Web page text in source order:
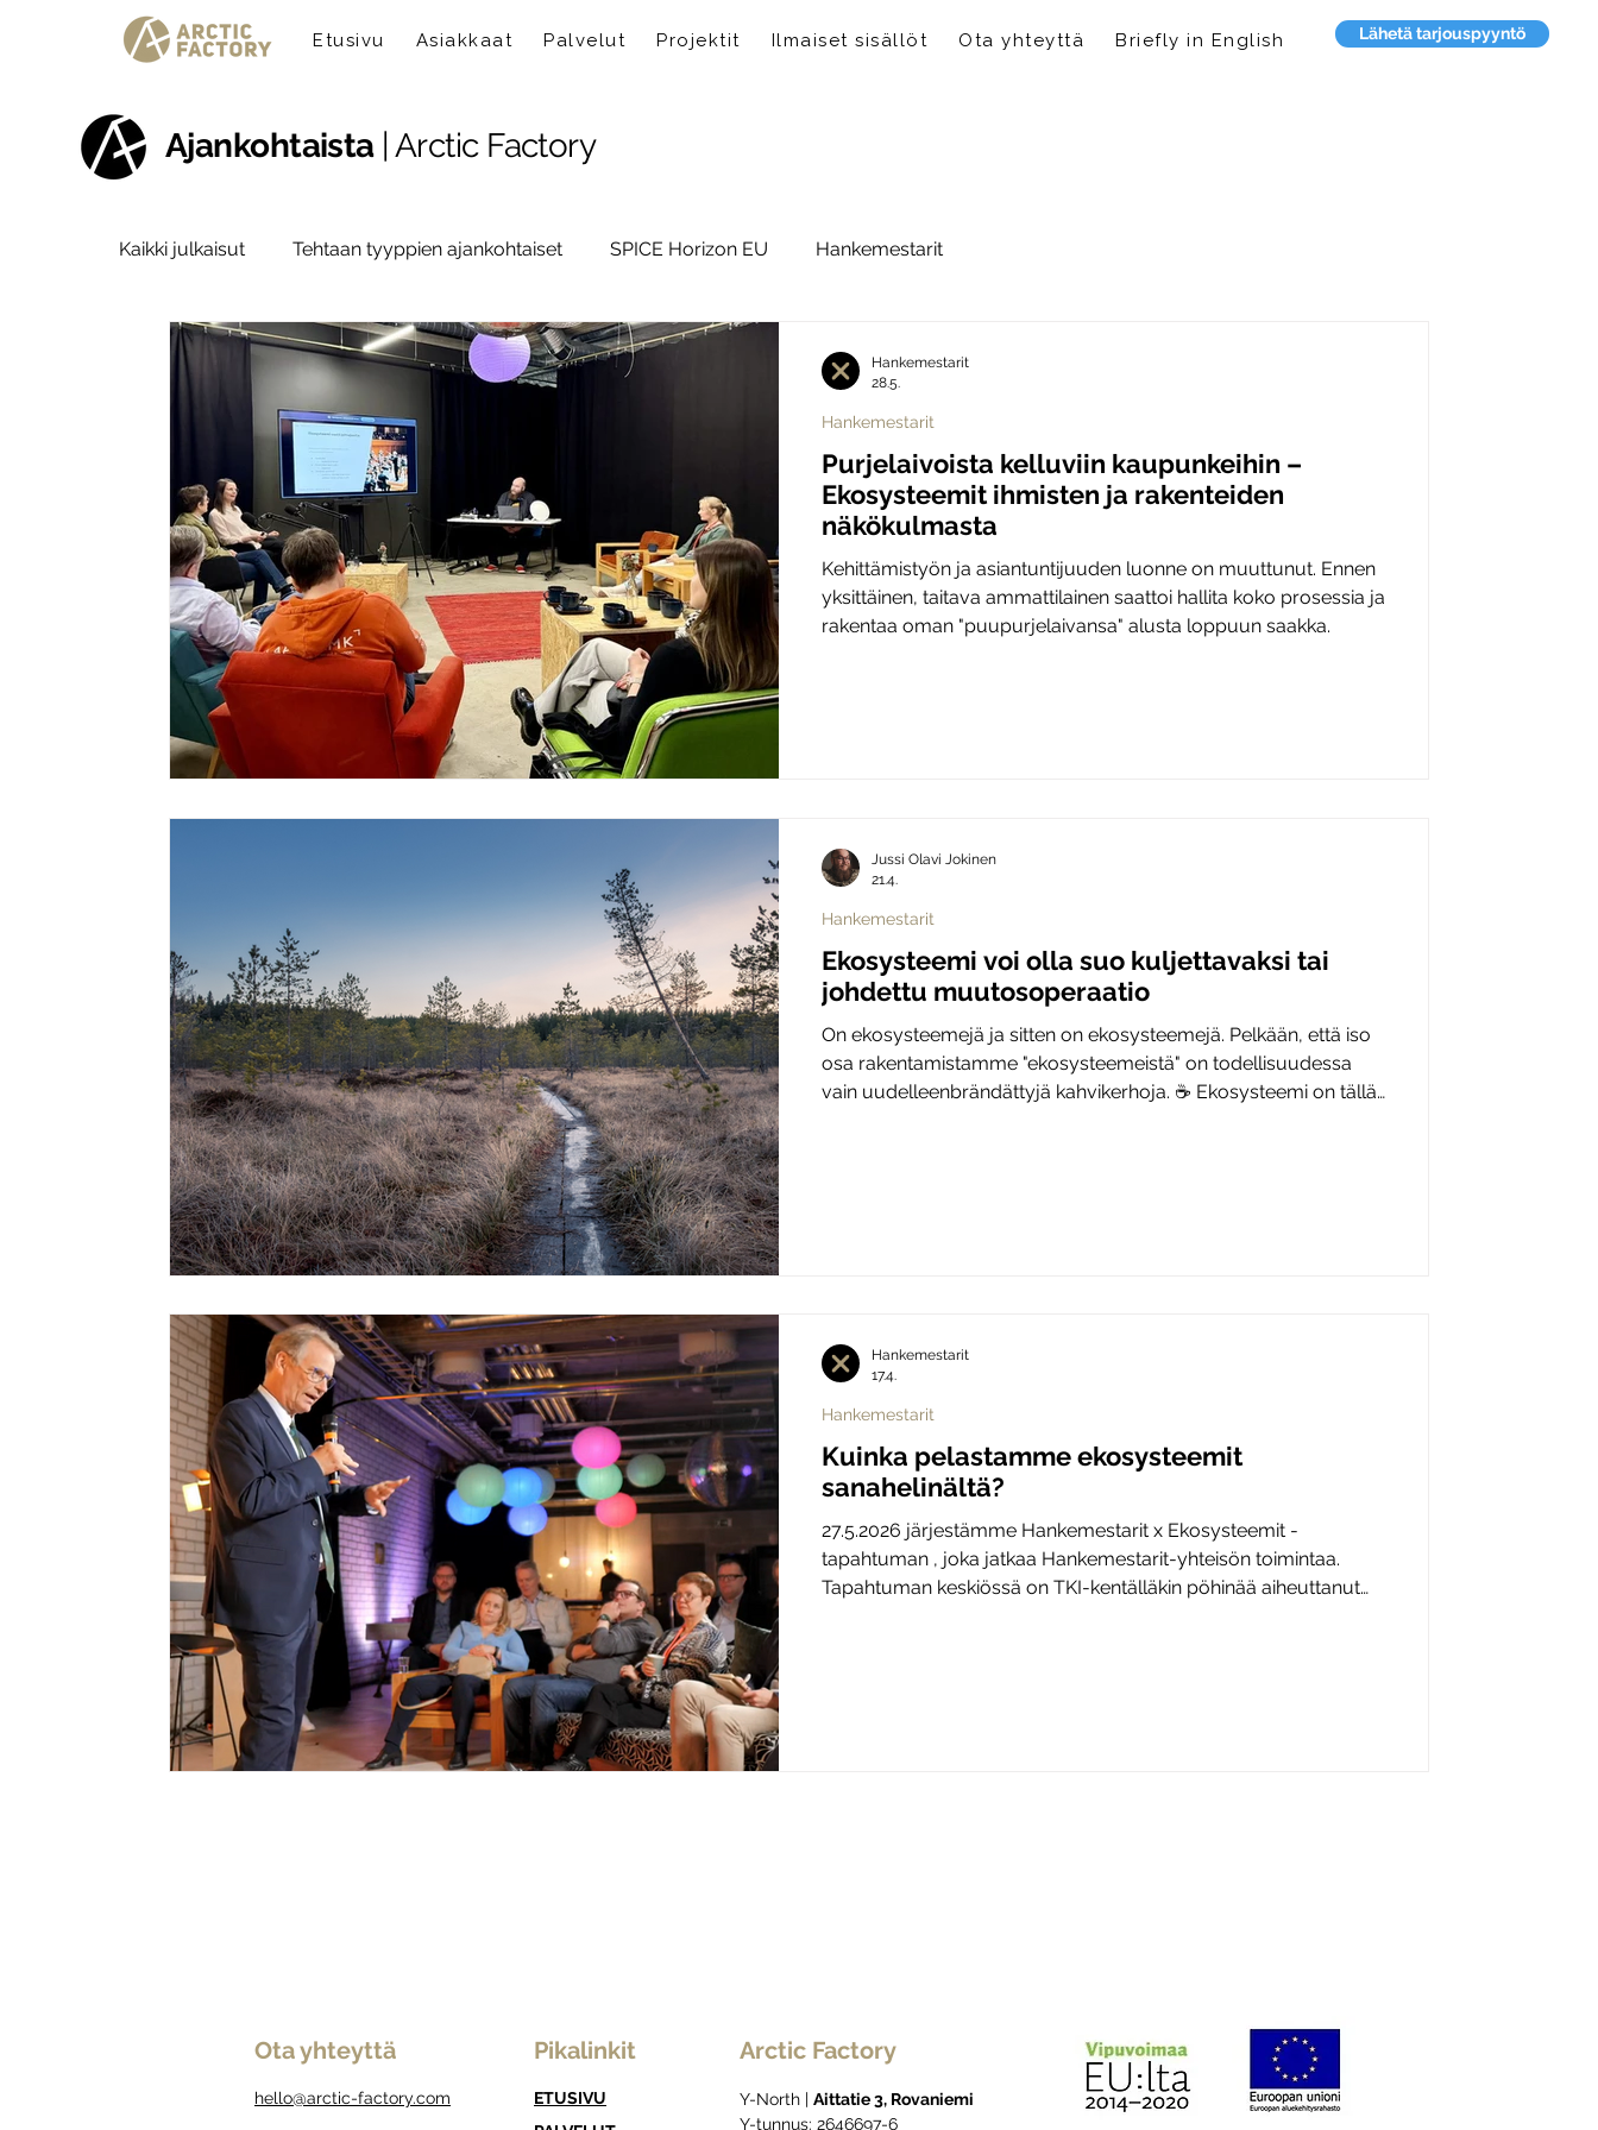
Etusivu Asiakkaat Palvelut Projektit Ilmaiset sisällöt Ota yhteyttä Briefly in English Lähetä tarjouspyyntö
Ajankohtaista | Arctic Factory
Kaikki julkaisut Tehtaan tyyppien ajankohtaiset SPICE Horizon EU Hankemestarit
Purjelaivoista kelluviin kaupunkeihin –
Ekosysteemit ihmisten ja rakenteiden
näkökulmasta
Kehittämistyön ja asiantuntijuuden luonne on muuttunut. Ennen
yksittäinen, taitava ammattilainen saattoi hallita koko prosessia ja
rakentaa oman "puupurjelaivansa" alusta loppuun saakka.
Hankemestarit
Hankemestarit
28.5.
Ekosysteemi voi olla suo kuljettavaksi tai
johdettu muutosoperaatio
On ekosysteemejä ja sitten on ekosysteemejä. Pelkään, että iso
osa rakentamistamme "ekosysteemeistä" on todellisuudessa
vain uudelleenbrändättyjä kahvikerhoja. ☕ Ekosysteemi on tällä
Hankemestarit
Jussi Olavi Jokinen
21.4.
Kuinka pelastamme ekosysteemit
sanahelinältä?
27.5.2026 järjestämme Hankemestarit x Ekosysteemit -
tapahtuman , joka jatkaa Hankemestarit-yhteisön toimintaa.
Tapahtuman keskiössä on TKI-kentälläkin pöhinää aiheuttanut
Hankemestarit
Hankemestarit
17.4.
Ota yhteyttä
hello@arctic-factory.com
Pikalinkit
ETUSIVU
Arctic Factory
Y-North | Aittatie 3, Rovaniemi
Y-tunnus: 2646697-6